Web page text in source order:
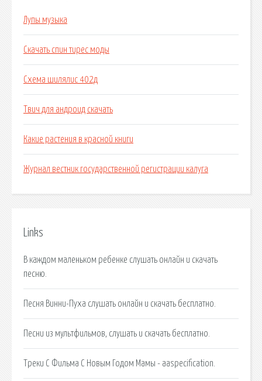
Лупы музыка
Скачать спин тирес моды
Схема шилялис 402д
Твич для андроид скачать
Какие растения в красной книги
Журнал вестник государственной регистрации калуга
Links
В каждом маленьком ребенке слушать онлайн и скачать
песню.
Песня Винни-Пуха слушать онлайн и скачать бесплатно.
Песни из мультфильмов, слушать и скачать бесплатно.
Треки С Фильма С Новым Годом Мамы - aaspecification.